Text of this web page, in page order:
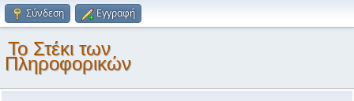
Σύνδεση Εγγραφή
Το Στέκι των
Πληροφορικών